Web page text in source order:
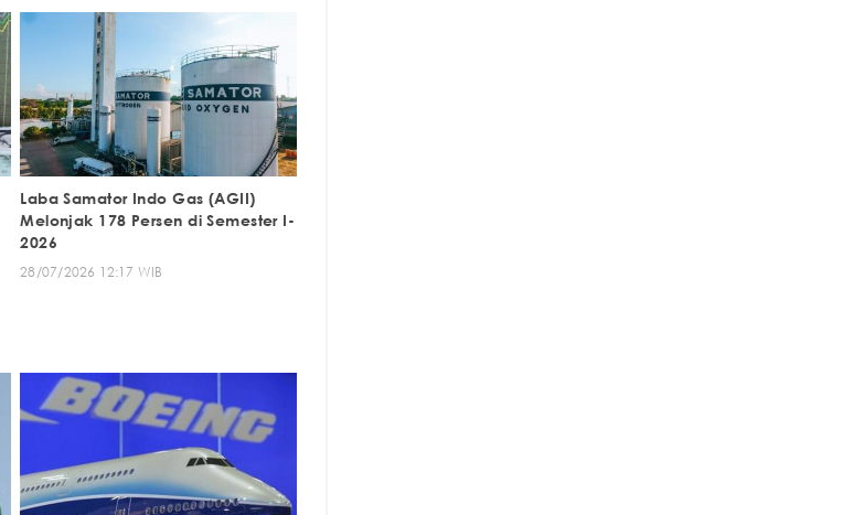
Laba Samator Indo Gas (AGII)
Melonjak 178 Persen di Semester I-
2026
28/07/2026 12:17 WIB